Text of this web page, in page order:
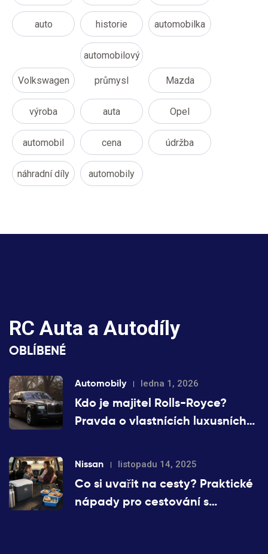
auto historie automobilka
Volkswagen
automobilový
průmysl Mazda
výroba auta Opel
automobil cena údržba
náhradní díly automobily
RC Auta a Autodíly
OBLÍBENÉ
Automobily ledna 1, 2026
Kdo je majitel Rolls-Royce?
Pravda o vlastnících luxusních
Nissan listopadu 14, 2025
Co si uvařit na cesty? Praktické
nápady pro cestování s